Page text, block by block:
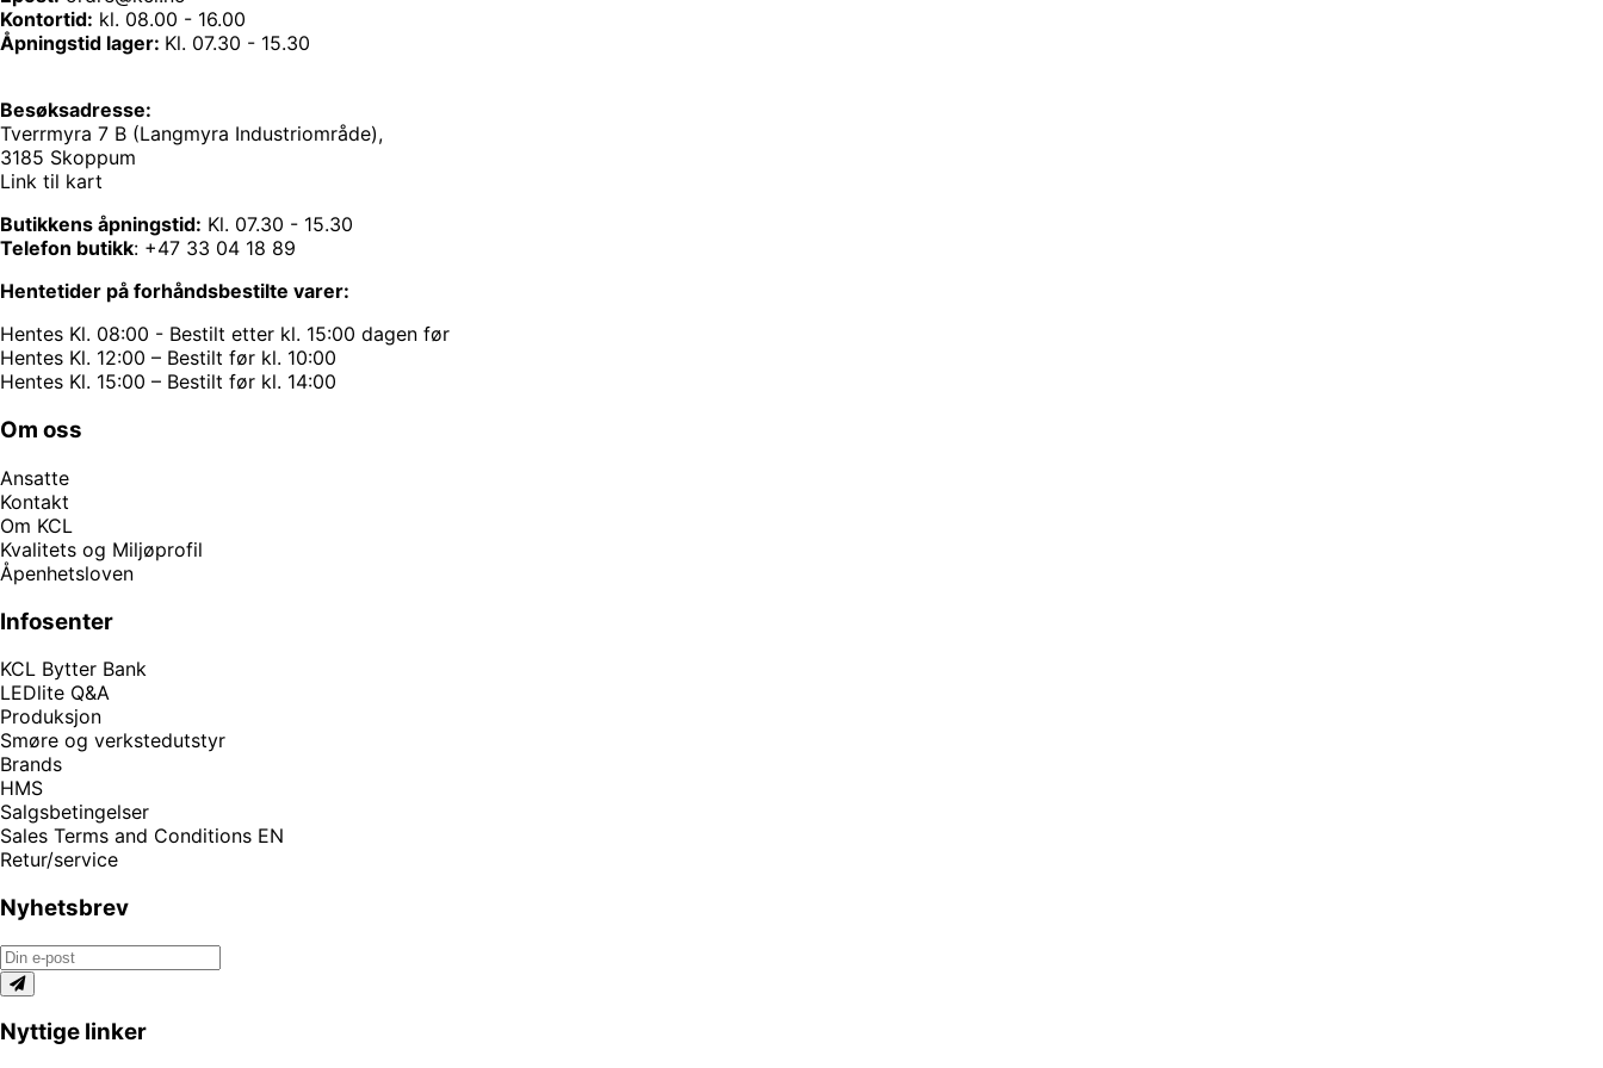
Kontortid: kl. 08.00 - 16.00
Åpningstid lager: Kl. 07.30 - 15.30
Besøksadresse:
Tverrmyra 7 B (Langmyra Industriområde),
3185 Skoppum
Link til kart
Butikkens åpningstid: Kl. 07.30 - 15.30
Telefon butikk: +47 33 04 18 89
Hentetider på forhåndsbestilte varer:
Hentes Kl. 08:00 - Bestilt etter kl. 15:00 dagen før
Hentes Kl. 12:00 – Bestilt før kl. 10:00
Hentes Kl. 15:00 – Bestilt før kl. 14:00
Om oss
Ansatte
Kontakt
Om KCL
Kvalitets og Miljøprofil
Åpenhetsloven
Infosenter
KCL Bytter Bank
LEDlite Q&A
Produksjon
Smøre og verkstedutstyr
Brands
HMS
Salgsbetingelser
Sales Terms and Conditions EN
Retur/service
Nyhetsbrev
Nyttige linker